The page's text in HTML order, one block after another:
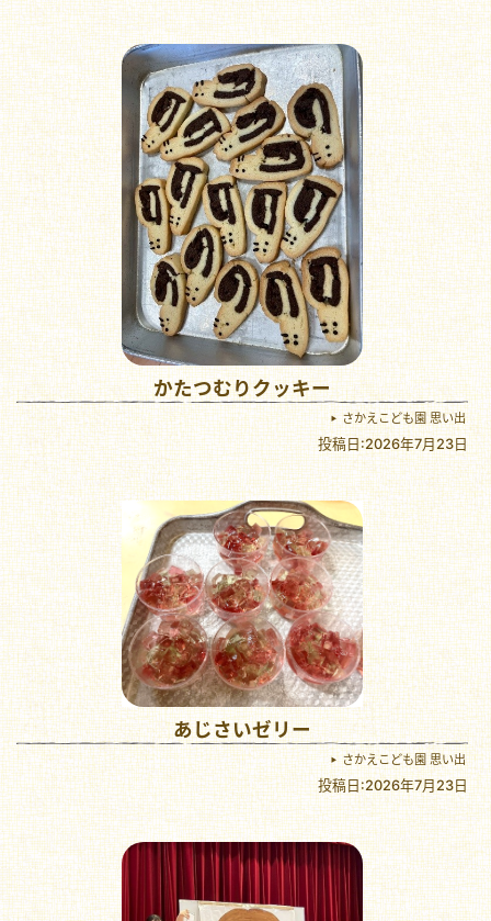
かたつむりクッキー
さかえこども園 思い出
投稿日:2026年7月23日
あじさいゼリー
さかえこども園 思い出
投稿日:2026年7月23日